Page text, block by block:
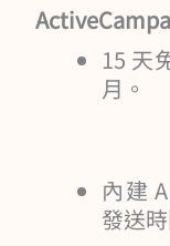
15 天
月。
內建
發送時